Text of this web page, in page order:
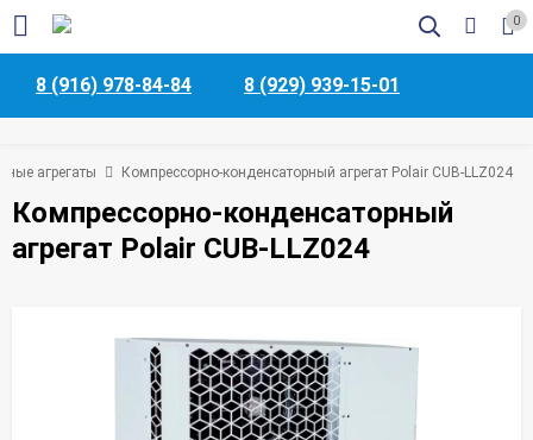
0
8 (916) 978-84-84 8 (929) 939-15-01
агрегаты Компрессорно-конденсаторный агрегат Polair CUB-LLZ024
Компрессорно-конденсаторный
агрегат Polair CUB-LLZ024